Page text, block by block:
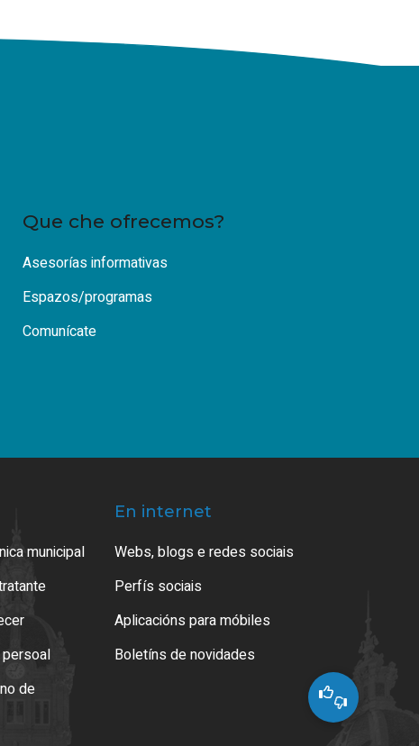
Que che ofrecemos?
Asesorías informativas
Espazos/programas
Comunícate
municipal
de
En internet
Webs, blogs e redes sociais
Perfís sociais
Aplicacións para móbiles
Boletíns de novidades